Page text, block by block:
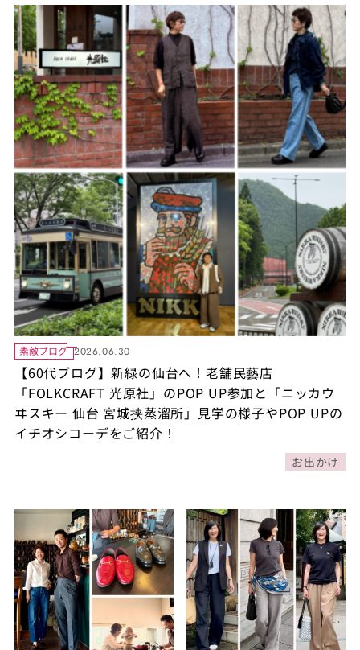
素敵ブログ 2026.06.30
【60代ブログ】新緑の仙台へ！老舗民藝店
「FOLKCRAFT 光原社」のPOP UP参加と「ニッカウ
ヰスキー 仙台 宮城挟蒸溜所」見学の様子やPOP UPの
イチオシコーデをご紹介！
お出かけ